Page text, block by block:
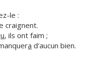
le :
craignent.
u, ils ont faim ;
a d'aucun bien.